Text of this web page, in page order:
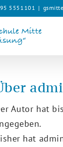
5551101 |
Autor hat
hat